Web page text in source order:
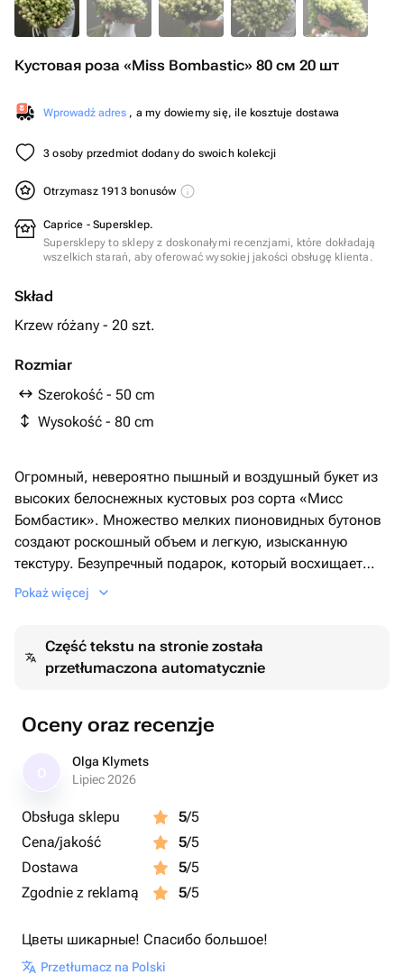
Кустовая роза «Miss Bombastic» 80 см 20 шт
Wprowadź adres , a my dowiemy się, ile kosztuje dostawa
3 osoby przedmiot dodany do swoich kolekcji
Otrzymasz 1913 bonusów
Caprice - Supersklep.
Supersklepy to sklepy z doskonałymi recenzjami, które dokładają
wszelkich starań, aby oferować wysokiej jakości obsługę klienta.
Skład
Krzew różany - 20 szt.
Rozmiar
Szerokość - 50 cm
Wysokość - 80 cm
Огромный, невероятно пышный и воздушный букет из
высоких белоснежных кустовых роз сорта «Мисс
Бомбастик». Множество мелких пионовидных бутонов
создают роскошный объем и легкую, изысканную
текстуру. Безупречный подарок, который восхищает
своим масштабом и нежностью.
Pokaż więcej
Część tekstu na stronie została
przetłumaczona automatycznie
Oceny oraz recenzje
Olga Klymets
Lipiec 2026
Obsługa sklepu 5/5
Cena/jakość
5/5
Dostawa
5/5
Zgodnie z reklamą
5/5
Цветы шикарные! Спасибо большое!
Przetłumacz na Polski